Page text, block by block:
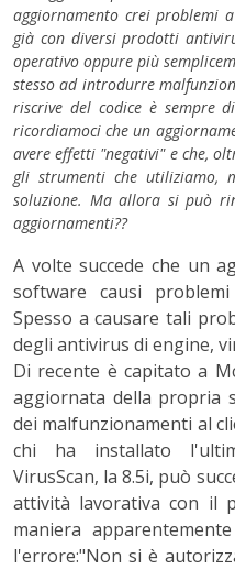
aggiornamento crei problemi
già con diversi prodotti
operativo oppure più
stesso ad introdurre
riscrive del codice è sempre
ricordiamoci che un
avere effetti "negativi" e che,
gli strumenti che utiliziamo,
soluzione. Ma allora si può
aggiornamenti??
A volte succede che un
software causi
Spesso a causare tali
degli antivirus di engine,
Di recente è capitato a
aggiornata della propria
dei malfunzionamenti al
chi ha installato
VirusScan, la 8.5i, può
attività lavorativa con il
maniera
l'errore:"Non si è